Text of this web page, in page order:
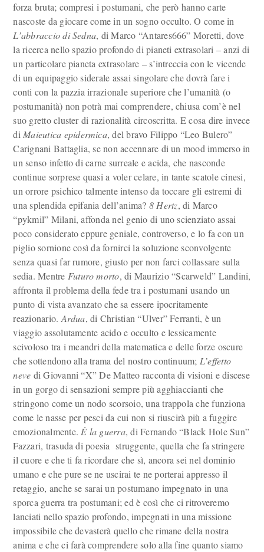
forza bruta; compresi i postumani, che però hanno carte
nascoste da giocare come in un sogno occulto. O come in
L’abbraccio di Sedna, di Marco “Antares666” Moretti, dove
la ricerca nello spazio profondo di pianeti extrasolari – anzi di
un particolare pianeta extrasolare – s’intreccia con le vicende
di un equipaggio siderale assai singolare che dovrà fare i
conti con la pazzia irrazionale superiore che l’umanità (o
postumanità) non potrà mai comprendere, chiusa com’è nel
suo gretto cluster di razionalità circoscritta. E cosa dire invece
di Maieutica epidermica, del bravo Filippo “Leo Bulero”
Carignani Battaglia, se non accennare di un mood immerso in
un senso infetto di carne surreale e acida, che nasconde
continue sorprese quasi a voler celare, in tante scatole cinesi,
un orrore psichico talmente intenso da toccare gli estremi di
una splendida epifania dell’anima? 8 Hertz, di Marco
“pykmil” Milani, affonda nel genio di uno scienziato assai
poco considerato eppure geniale, controverso, e lo fa con un
piglio sornione così da fornirci la soluzione sconvolgente
senza quasi far rumore, giusto per non farci collassare sulla
sedia. Mentre Futuro morto, di Maurizio “Scarweld” Landini,
affronta il problema della fede tra i postumani usando un
punto di vista avanzato che sa essere ipocritamente
reazionario. Ardua, di Christian “Ulver” Ferranti, è un
viaggio assolutamente acido e occulto e lessicamente
scivoloso tra i meandri della matematica e delle forze oscure
che sottendono alla trama del nostro continuum; L’effetto
neve di Giovanni “X” De Matteo racconta di visioni e discese
in un gorgo di sensazioni sempre più agghiaccianti che
stringono come un nodo scorsoio, una trappola che funziona
come le nasse per pesci da cui non si riuscirà più a fuggire
emozionalmente. È la guerra, di Fernando “Black Hole Sun”
Fazzari, trasuda di poesia struggente, quella che fa stringere
il cuore e che ti fa ricordare che sì, ancora sei nel dominio
umano e che pure se ne uscirai te ne porterai appresso il
retaggio, anche se sarai un postumano impegnato in una
sporca guerra tra postumani; ed è così che ci ritroveremo
lanciati nello spazio profondo, impegnati in una missione
impossibile che devasterà quello che rimane della nostra
anima e che ci farà comprendere solo alla fine quanto siamo